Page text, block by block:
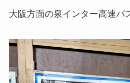
大阪方面の泉インター高速バ